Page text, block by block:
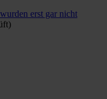
erst gar nicht